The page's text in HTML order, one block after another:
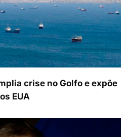
crise no Golfo e expõe
EUA